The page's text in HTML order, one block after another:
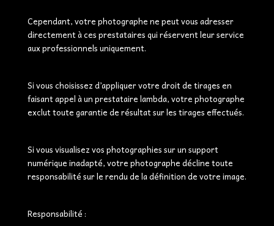
Cependant, votre photographe ne peut vous adresser
directement à ces prestataires qui réservent leur service
aux professionnels uniquement.
Si vous choisissez d’appliquer votre droit de tirages en
faisant appel à un prestataire lambda, votre photographe
exclut toute garantie de résultat sur les tirages effectués.
Si vous visualisez vos photographies sur un support
numérique inadapté, votre photographe décline toute
responsabilité sur le rendu de la définition de votre image.
Responsabilité :